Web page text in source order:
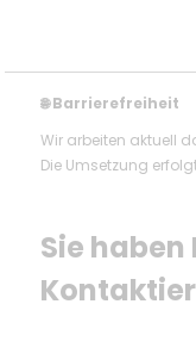
🌐Barrierefreiheit
Wir arbeiten aktuell
Die Umsetzung
Sie haben